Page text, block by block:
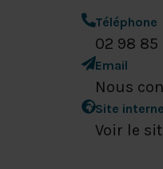
Téléphone
02 98 85
Email
Nous
Site
Voir le